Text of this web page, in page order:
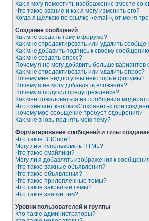
Как я могу поместить изображение вместе со
Что такое звание и как я могу изменить его?
Когда я щёлкаю по ссылке «email», от меня
Создание сообщений
Как мне создать тему в форуме?
Как мне отредактировать или удалить
Как мне добавить подпись к своему
Как мне создать опрос?
Почему я не могу добавить больше вариантов
Как мне отредактировать или удалить опрос?
Почему мне недоступны некоторые форумы?
Почему я не могу добавлять вложения?
Почему я получил предупреждение?
Как мне пожаловаться на сообщения
Что означает кнопка «Сохранить» при
Почему моё сообщение требует одобрения?
Как мне вновь поднять мою тему?
Форматирование сообщений и типы
Что такое BBCode?
Могу ли я использовать HTML?
Что такое смайлики?
Могу ли я добавлять изображения к
Что такое важные объявления?
Что такое объявления?
Что такое прилепленные темы?
Что такое закрытые темы?
Что такое значки тем?
Уровни пользователей и группы
Кто такие администраторы?